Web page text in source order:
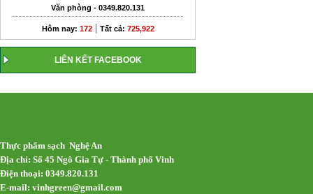
Văn phòng - 0349.820.131
Hôm nay: 172| Tất cả: 725,922
LIÊN KẾT FACEBOOK
Thực phẩm sạch Nghệ An
Địa chỉ: Số 45 Ngô Gia Tự - Thành phố Vinh
Điện thoại: 0349.820.131
E-mail: vinhgreen@gmail.com